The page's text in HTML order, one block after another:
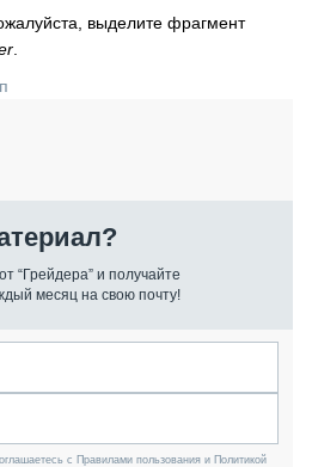
выделите фрагмент
“Грейдера” и получайте
месяц на свою почту!
с Правилами пользования и Политикой